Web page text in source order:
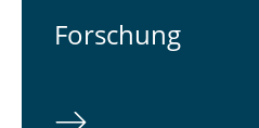
For­schung